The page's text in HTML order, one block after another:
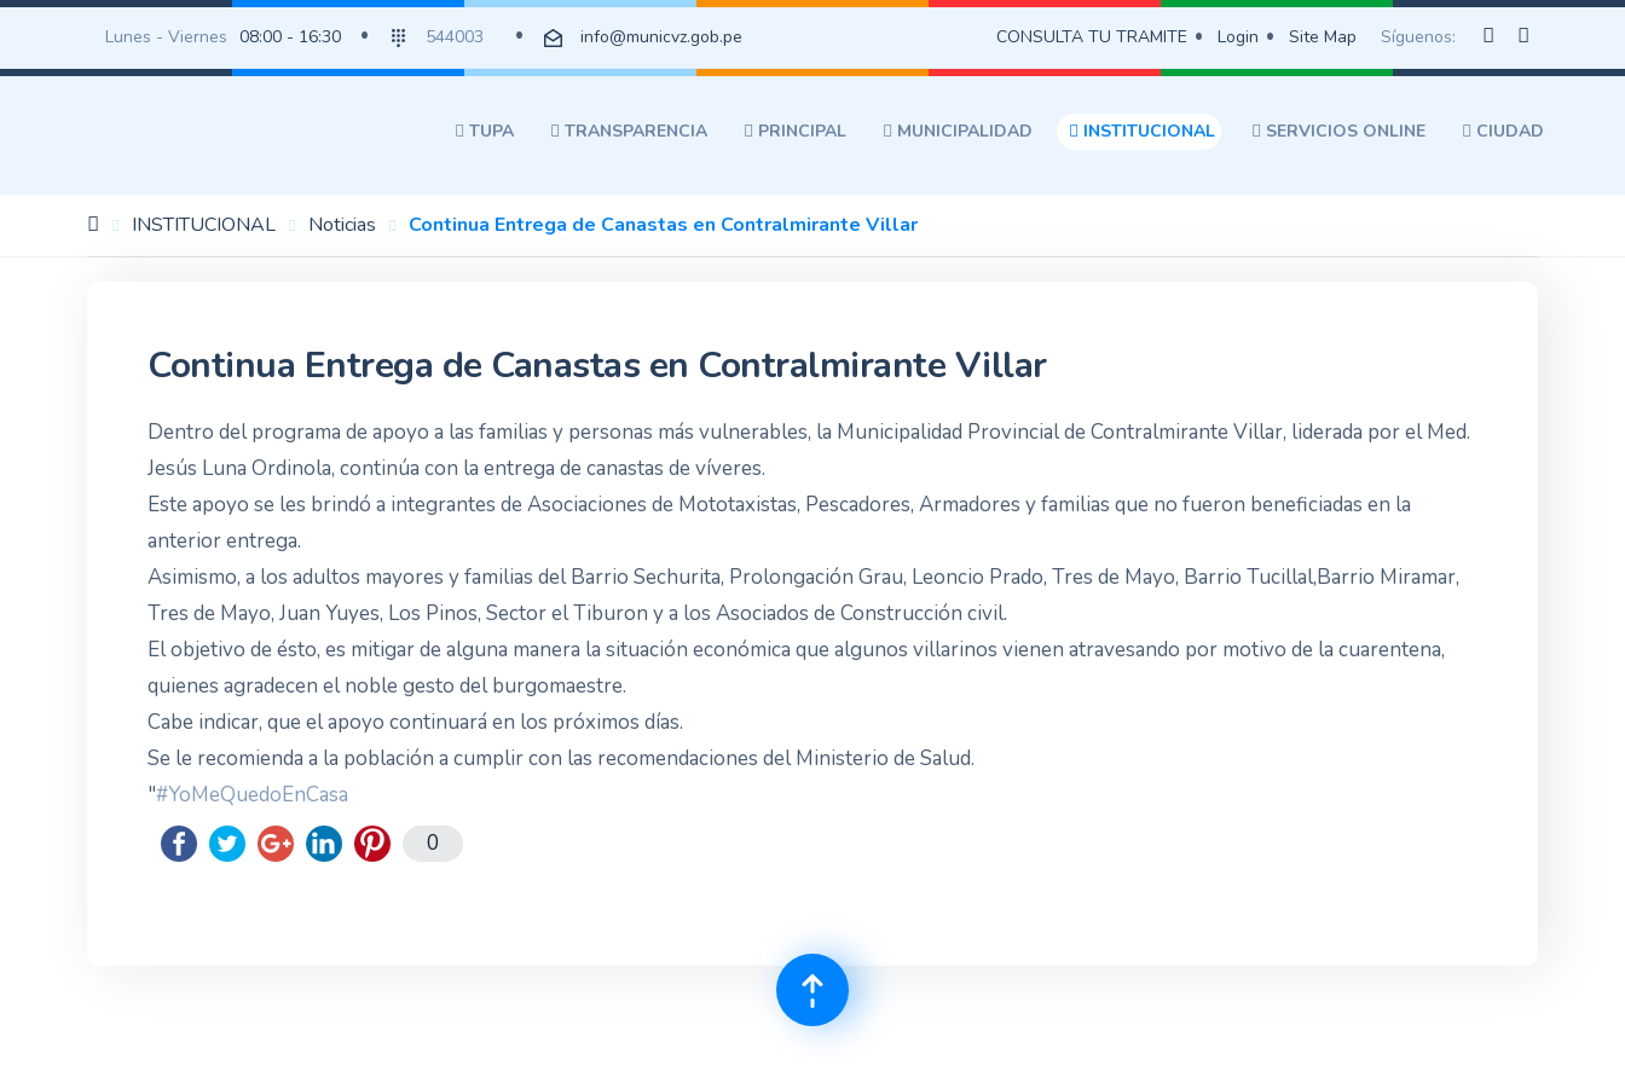
Lunes - Viernes 08:00 - 16:30 544003 info@municvz.gob.pe Síguenos:
CONSULTA TU TRAMITE Login Site Map
TUPA TRANSPARENCIA PRINCIPAL MUNICIPALIDAD INSTITUCIONAL SERVICIOS ONLINE CIUDAD
INSTITUCIONAL Noticias Continua Entrega de Canastas en Contralmirante Villar
Continua Entrega de Canastas en Contralmirante Villar
Dentro del programa de apoyo a las familias y personas más vulnerables, la Municipalidad Provincial de Contralmirante Villar, liderada por el Med.
Jesús Luna Ordinola, continúa con la entrega de canastas de víveres.
Este apoyo se les brindó a integrantes de Asociaciones de Mototaxistas, Pescadores, Armadores y familias que no fueron beneficiadas en la
anterior entrega.
Asimismo, a los adultos mayores y familias del Barrio Sechurita, Prolongación Grau, Leoncio Prado, Tres de Mayo, Barrio Tucillal,Barrio Miramar,
Tres de Mayo, Juan Yuyes, Los Pinos, Sector el Tiburon y a los Asociados de Construcción civil.
El objetivo de ésto, es mitigar de alguna manera la situación económica que algunos villarinos vienen atravesando por motivo de la cuarentena,
quienes agradecen el noble gesto del burgomaestre.
Cabe indicar, que el apoyo continuará en los próximos días.
Se le recomienda a la población a cumplir con las recomendaciones del Ministerio de Salud.
"#YoMeQuedoEnCasa
0